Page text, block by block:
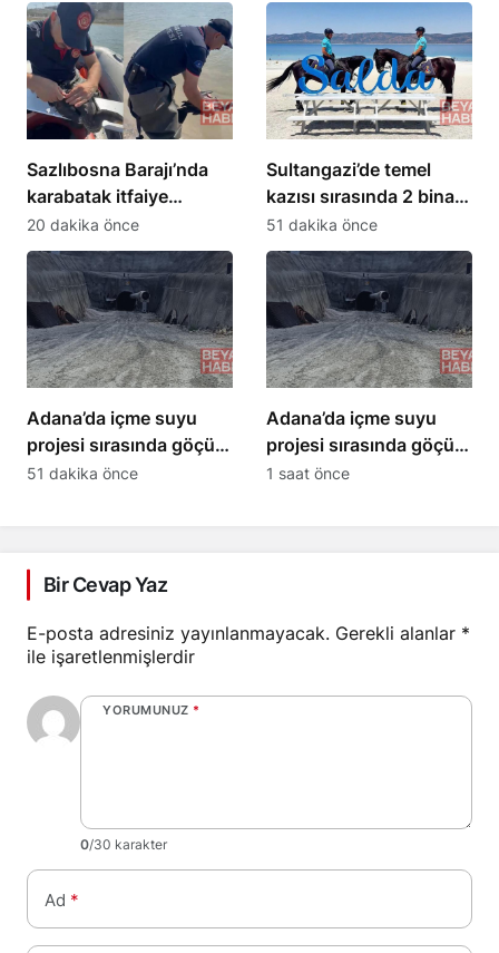
Sazlıbosna Barajı’nda
karabatak itfaiye
ekiplerince kurtarıldı
20 dakika önce
Sultangazi’de temel
kazısı sırasında 2 bina
tahliye edildi
51 dakika önce
Adana’da içme suyu
projesi sırasında göçük:
1 ölü, 1 yaralı
51 dakika önce
Adana’da içme suyu
projesi sırasında göçük:
ekipler sevk edildi
1 saat önce
Bir Cevap Yaz
E-posta adresiniz yayınlanmayacak. Gerekli alanlar *
ile işaretlenmişlerdir
YORUMUNUZ *
0/30 karakter
Ad *